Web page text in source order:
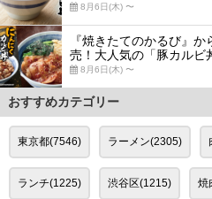
8月6日(木) 〜
『焼きたてのかるび』
売！大人気の「豚カルビ
8月6日(木) 〜
おすすめカテゴリー
東京都(7546) ラーメン(2305)
ランチ(1225) 渋谷区(1215) 焼